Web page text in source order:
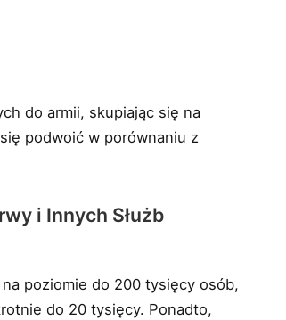
do armii, skupiając się na
podwoić w porównaniu z
i Innych Służb
poziomie do 200 tysięcy osób,
do 20 tysięcy. Ponadto,